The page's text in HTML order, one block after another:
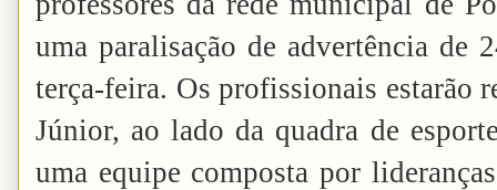
uma paralisação de advertência de
terça-feira. Os profissionais estarão
Júnior, ao lado da quadra de
uma equipe composta por